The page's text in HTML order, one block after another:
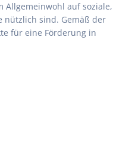
Allgemeinwohl auf soziale,
nützlich sind. Gemäß der
für eine Förderung in